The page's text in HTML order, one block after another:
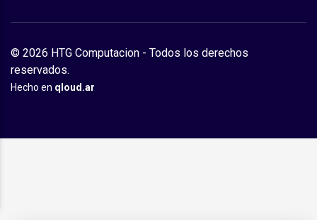
© 2026 HTG Computacion - Todos los derechos
reservados.
Hecho en qloud.ar